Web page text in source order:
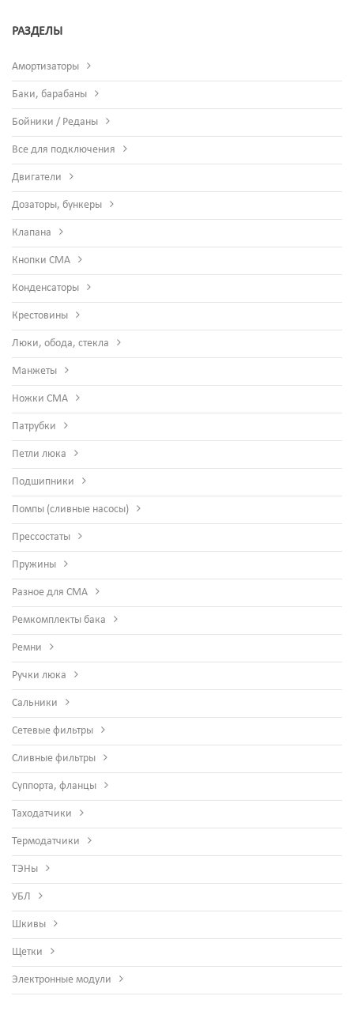
РАЗДЕЛЫ
Амортизаторы
Баки, барабаны
Бойники / Реданы
Все для подключения
Двигатели
Дозаторы, бункеры
Клапана
Кнопки СМА
Конденсаторы
Крестовины
Люки, обода, стекла
Манжеты
Ножки СМА
Патрубки
Петли люка
Подшипники
Помпы (сливные насосы)
Прессостаты
Пружины
Разное для СМА
Ремкомплекты бака
Ремни
Ручки люка
Сальники
Сетевые фильтры
Сливные фильтры
Суппорта, фланцы
Таходатчики
Термодатчики
ТЭНы
УБЛ
Шкивы
Щетки
Электронные модули